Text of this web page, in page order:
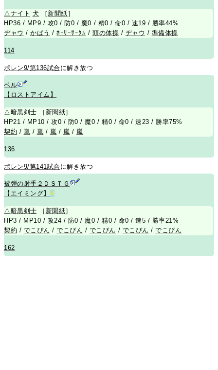
△ナイト 犬 ［ 新聞紙 ］
HP36 / MP9 / 攻0 / 防0 / 魔0 / 精0 / 命0 / 速19 / 勝率44%
ヂャウ /かばう /ﾎｰﾘｰｻｰｸﾙ / 頭の体操 / ヂャウ / 準備体操
114
ポレン9/第136試合に解き放つ
ベル
【ロストアイム】
△暗黒剣士 ［ 新聞紙］
HP21 / MP10 / 攻0 / 防0 / 魔0 / 精0 / 命0 / 速23 / 勝率75%
契約 / 嵐 / 嵐 / 嵐 / 嵐 / 嵐
136
ポレン9/第141試合に解き放つ
被弾の射手２ＤＳＴＧ
【エイミング】
R
△ 暗黒剣士 ［ 新聞紙］
HP3 / MP10 / 攻24 / 防0 / 魔0 / 精0 / 命0 / 速5 / 勝率21%
契約 / でこぴん /でこぴん / でこぴん / でこぴん /でこぴん
162